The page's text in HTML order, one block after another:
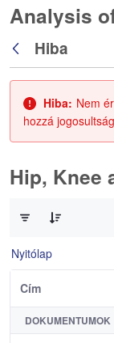
Vissza
Hiba
Hiba: Nem
hozzá
Nyitólap
Cím
DOKUMENTUMOK